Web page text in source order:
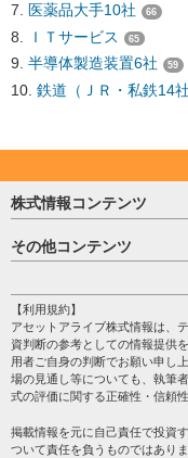
医薬品大手10社 66
ＩＴサービス 65
半導体製造装置6社 59
鉄道（ＪＲ・私鉄14社
株式情報コンテンツ
日経平均
売買シグナル
株テーマ情報
海外市況
投資カレンダー
格付け情報
その他コンテンツ
個人情報保護方針
プライバシーポリシー
会社案内
サイトマップ
過去データ
【利用規約】
アセットアライブ株式情報は、
資判断の参考としての情報提供
用者ご自身の判断でお願い申し
場の見通し等についても、執筆
式の評価に関する正確性・信頼
掲載情報を元に自己責任で投資
ついて責任を負うものではあり